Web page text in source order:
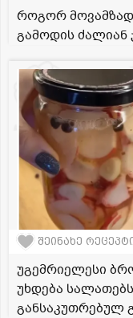
როგორ
გამოდის ძალიან
შეინახე
უგემრიელესი
უხდება
განსაკუთრებულ